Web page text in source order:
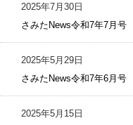
2025年7月30日
さみたNews令和7年7月号
2025年5月29日
さみたNews令和7年6月号
2025年5月15日